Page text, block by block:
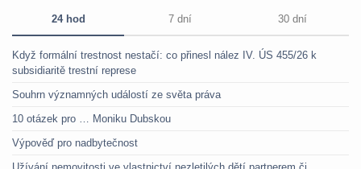
24 hod 7 dní 30 dní
Když formální trestnost nestačí: co přinesl nález IV. ÚS 455/26 k
subsidiaritě trestní represe
Souhrn významných událostí ze světa práva
10 otázek pro … Moniku Dubskou
Výpověď pro nadbytečnost